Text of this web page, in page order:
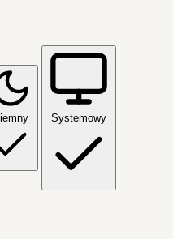
Systemowy